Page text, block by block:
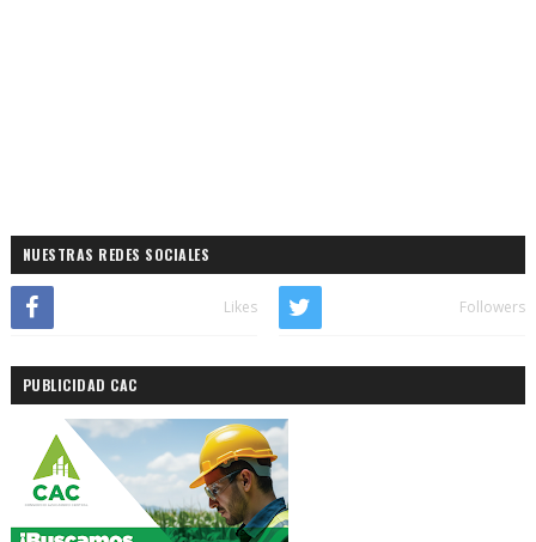
NUESTRAS REDES SOCIALES
Likes Followers
PUBLICIDAD CAC